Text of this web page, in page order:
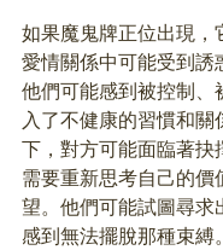
如果魔鬼牌正位出現，
愛情關係中可能受到誘
他們可能感到被控制、
入了不健康的習慣和關
下，對方可能面臨著抉
需要重新思考自己的價
望。他們可能試圖尋求
感到無法擺脫那種束縛